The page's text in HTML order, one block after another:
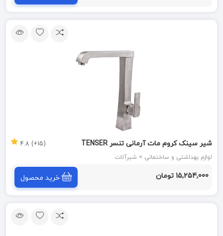
شیر سینک کروم مات آرمانی تنسر TENSER
لوازم بهداشتی و ساختمانی > شیرآلات
(15+) 4.8
15,254,000 تومان خرید محصول